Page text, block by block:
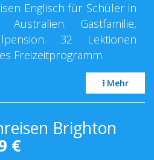
Englisch für Schüler in
Gastfamilie,
32 Lektionen
Freizeitprogramm.
Mehr
Brighton
€